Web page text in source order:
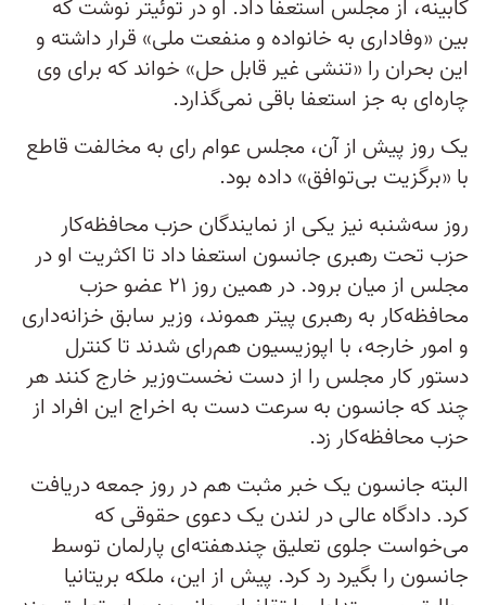
کابینه، از مجلس استعفا داد. او در توئیتر نوشت که
بین «وفاداری به خانواده و منفعت ملی» قرار داشته و
این بحران ‌را «تنشی غیر قابل حل» خواند که برای وی
چاره‌ای به جز استعفا باقی نمی‌گذارد.
یک روز پیش از آن، مجلس عوام رای به مخالفت قاطع
با «برگزیت بی‌توافق» داده بود.
روز سه‌شنبه نیز یکی از نمایندگان حزب محافظه‌کار
‌حزب تحت رهبری جانسون استعفا داد تا اکثریت او در
مجلس از میان برود. در همین روز ۲۱ عضو حزب
محافظه‌کار به رهبری پیتر هموند، وزیر سابق خزانه‌داری
و امور خارجه، با اپوزیسیون هم‌رای شدند تا کنترل
دستور کار مجلس را از دست نخست‌وزیر خارج کنند هر
چند که جانسون به سرعت دست به اخراج این افراد از
حزب محافظه‌کار زد.
البته جانسون یک خبر مثبت هم در روز جمعه دریافت
کرد. دادگاه عالی در لندن یک دعوی حقوقی که
می‌خواست جلوی تعلیق چندهفته‌ای پارلمان توسط
جانسون را بگیرد رد کرد. پیش از این، ملکه بریتانیا